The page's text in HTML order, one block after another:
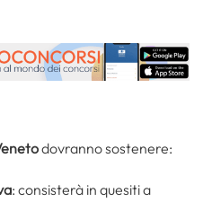
dovranno sostenere:
: consisterà in quesiti a